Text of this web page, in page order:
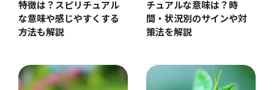
特徴は？スピリチュアル
な意味や感じやすくする
方法も解説
チュアルな意味は？時
間・状況別のサインや対
策法を解説